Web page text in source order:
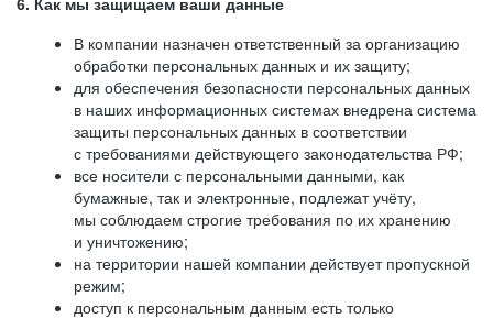
6. Как мы защищаем ваши данные
В компании назначен ответственный за организацию
обработки персональных данных и их защиту;
для обеспечения безопасности персональных данных
в наших информационных системах внедрена система
защиты персональных данных в соответствии
с требованиями действующего законодательства РФ;
все носители с персональными данными, как
бумажные, так и электронные, подлежат учёту,
мы соблюдаем строгие требования по их хранению
и уничтожению;
на территории нашей компании действует пропускной
режим;
доступ к персональным данным есть только